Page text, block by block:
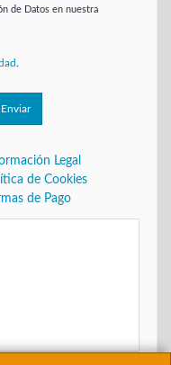
de Datos en nuestra
Enviar
Legal
de Cookies
de Pago